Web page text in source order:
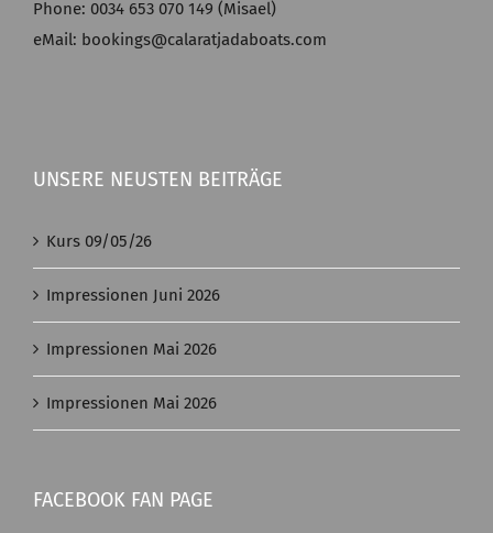
Phone: 0034 653 070 149 (Misael)
eMail: bookings@calaratjadaboats.com
UNSERE NEUSTEN BEITRÄGE
Kurs 09/05/26
Impressionen Juni 2026
Impressionen Mai 2026
Impressionen Mai 2026
FACEBOOK FAN PAGE